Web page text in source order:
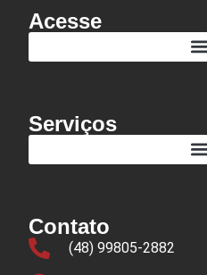
Acesse
Serviços
Contato
(48) 99805-2882